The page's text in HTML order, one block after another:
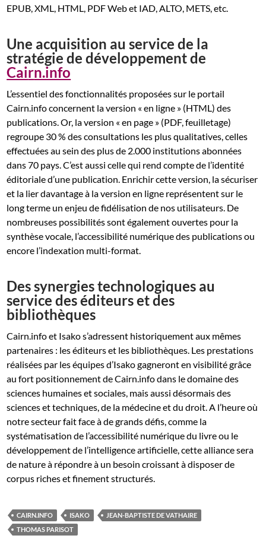
EPUB, XML, HTML, PDF Web et IAD, ALTO, METS, etc.
Une acquisition au service de la
stratégie de développement de
Cairn.info
L’essentiel des fonctionnalités proposées sur le portail
Cairn.info concernent la version « en ligne » (HTML) des
publications. Or, la version « en page » (PDF, feuilletage)
regroupe 30 % des consultations les plus qualitatives, celles
effectuées au sein des plus de 2.000 institutions abonnées
dans 70 pays. C’est aussi celle qui rend compte de l’identité
éditoriale d’une publication. Enrichir cette version, la sécuriser
et la lier davantage à la version en ligne représentent sur le
long terme un enjeu de fidélisation de nos utilisateurs. De
nombreuses possibilités sont également ouvertes pour la
synthèse vocale, l’accessibilité numérique des publications ou
encore l’indexation multi-format.
Des synergies technologiques au
service des éditeurs et des
bibliothèques
Cairn.info et Isako s’adressent historiquement aux mêmes
partenaires : les éditeurs et les bibliothèques. Les prestations
réalisées par les équipes d’Isako gagneront en visibilité grâce
au fort positionnement de Cairn.info dans le domaine des
sciences humaines et sociales, mais aussi désormais des
sciences et techniques, de la médecine et du droit. A l’heure où
notre secteur fait face à de grands défis, comme la
systématisation de l’accessibilité numérique du livre ou le
développement de l’intelligence artificielle, cette alliance sera
de nature à répondre à un besoin croissant à disposer de
corpus riches et finement structurés.
CAIRN.INFO ISAKO
JEAN-BAPTISTE DE VATHAIRE
THOMAS PARISOT